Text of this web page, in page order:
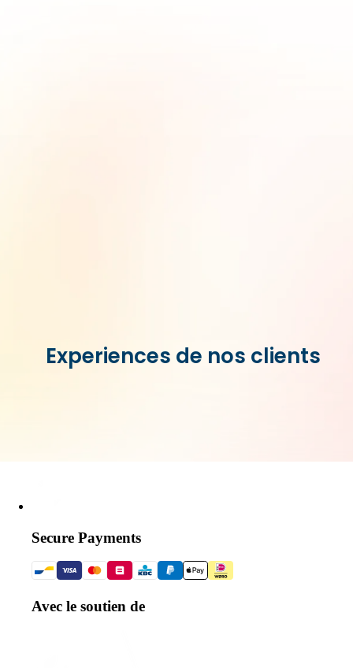
Experiences de nos clients
Secure Payments
Avec le soutien de